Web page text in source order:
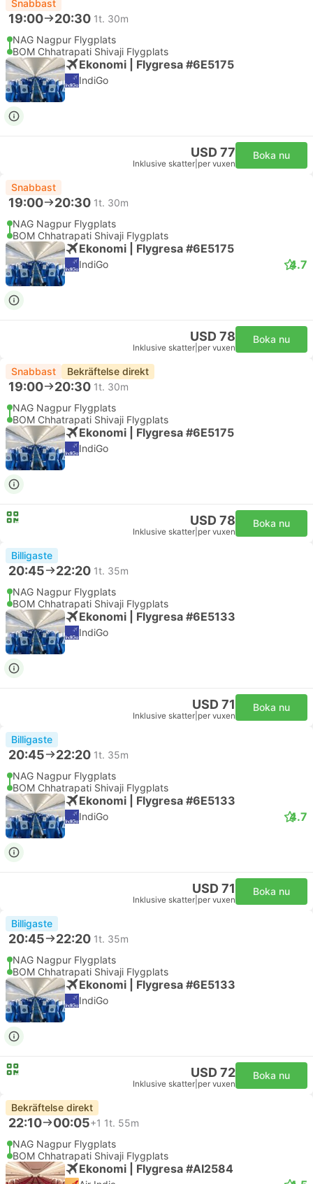
Snabbast
19:00 20:30 1t. 30m
NAG Nagpur Flygplats
BOM Chhatrapati Shivaji Flygplats
Ekonomi | Flygresa #6E5175
IndiGo
USD 77
Inklusive skatter per vuxen
Boka nu
Snabbast
19:00 20:30 1t. 30m
NAG Nagpur Flygplats
BOM Chhatrapati Shivaji Flygplats
Ekonomi | Flygresa #6E5175
IndiGo 4.7
USD 78
Inklusive skatter per vuxen
Boka nu
Snabbast Bekräftelse direkt
19:00 20:30 1t. 30m
NAG Nagpur Flygplats
BOM Chhatrapati Shivaji Flygplats
Ekonomi | Flygresa #6E5175
IndiGo
USD 78
Inklusive skatter per vuxen
Boka nu
Billigaste
20:45 22:20 1t. 35m
NAG Nagpur Flygplats
BOM Chhatrapati Shivaji Flygplats
Ekonomi | Flygresa #6E5133
IndiGo
USD 71
Inklusive skatter per vuxen
Boka nu
Billigaste
20:45 22:20 1t. 35m
NAG Nagpur Flygplats
BOM Chhatrapati Shivaji Flygplats
Ekonomi | Flygresa #6E5133
IndiGo 4.7
USD 71
Inklusive skatter per vuxen
Boka nu
Billigaste
20:45 22:20 1t. 35m
NAG Nagpur Flygplats
BOM Chhatrapati Shivaji Flygplats
Ekonomi | Flygresa #6E5133
IndiGo
USD 72
Inklusive skatter per vuxen
Boka nu
Bekräftelse direkt
22:10 00:05+1 1t. 55m
NAG Nagpur Flygplats
BOM Chhatrapati Shivaji Flygplats
Ekonomi | Flygresa #AI2584